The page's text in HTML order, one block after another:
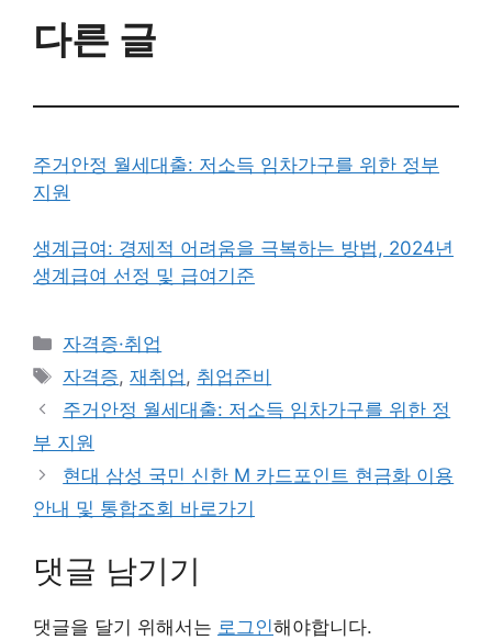
다른 글
주거안정 월세대출: 저소득 임차가구를 위한 정부
지원
생계급여: 경제적 어려움을 극복하는 방법, 2024년
생계급여 선정 및 급여기준
카
테
고
리
자격증·취업
태
그
자격증,재취업 , 취업준비
주거안정 월세대출: 저소득 임차가구를 위한 정
부 지원
현대 삼성 국민 신한 M 카드포인트 현금화 이용
안내 및 통합조회 바로가기
댓글 남기기
댓글을 달기 위해서는 로그인해야합니다.